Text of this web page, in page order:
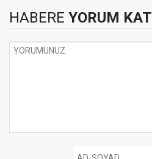
HABERE YORUM KAT